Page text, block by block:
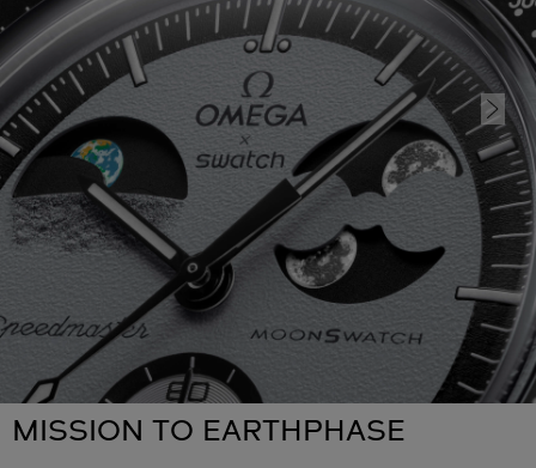
MISSION TO EARTHPHASE